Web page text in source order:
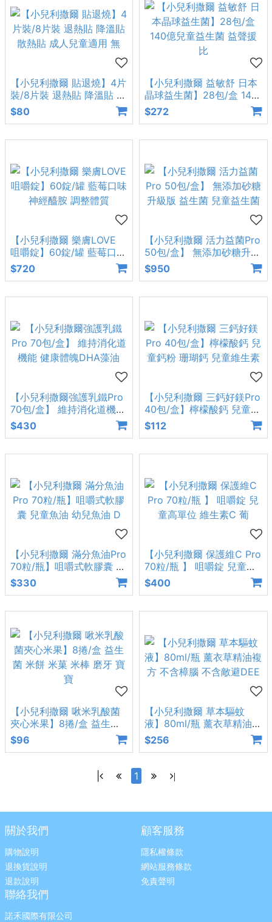
【小兒利撒爾 貼退燒】4片
裝/8片裝 退熱貼 降溫貼 散
熱貼 成人兒童適用 無
$80
【小兒利撒爾 益敏舒 日本
晶球益生菌】28包/盒 140
億兒童益生菌 益聲援 比
$272
【小兒利撒爾 樂膚LOVE
咀嚼錠】60錠/罐 藍莓口味
神經醯胺 調整體質
$720
【小兒利撒爾 活力益菌Pro
50包/盒】 無添加砂糖升級
版 益生菌 兒童益生菌
$950
【小兒利撒爾強護乳鐵Pro
70包/盒】 維持消化道機能
健康體魄DHA藻油
$430
【小兒利撒爾 三鈣好鎂Pro
40包/盒】檸檬酸鈣 兒童鈣
粉 珊瑚鈣 兒童維生素
$112
【小兒利撒爾 滿分魚油Pro
70粒/瓶】咀嚼式軟膠囊 兒
童魚油 幼兒魚油 D
$330
【小兒利撒爾 保護維C Pro
70粒/瓶 】 咀嚼錠 兒童高
單位 維生素C 葡
$400
【小兒利撒爾 啾米乳酸菌
夾心米果】8捲/盒 益生菌
米餅 米菓 米棒 磨牙 寶寶
$96
【小兒利撒爾 草本驅蚊
液】80ml/瓶 薰衣草精油複
方 不含樟腦 不含敵避DEE
$256
1 |
關於我們
購物說明
退換貨說明
退款說明
顧客服務
隱私權條款
網站服務條款
免責聲明
聯絡我們
諾禾國際有限公司